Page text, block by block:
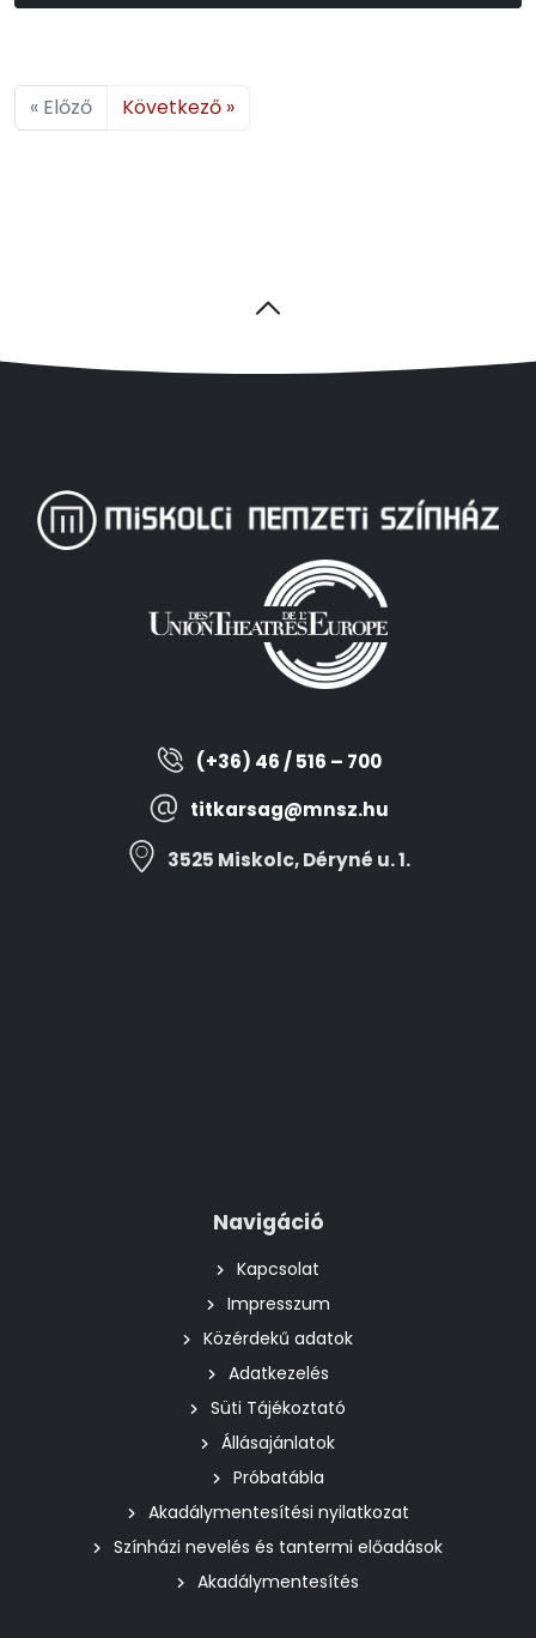
« Előző Következő »
(+36) 46 / 516 – 700
titkarsag@mnsz.hu
3525 Miskolc, Déryné u. 1.
Navigáció
Kapcsolat
Impresszum
Közérdekű adatok
Adatkezelés
Süti Tájékoztató
Állásajánlatok
Próbatábla
Akadálymentesítési nyilatkozat
Színházi nevelés és tantermi előadások
Akadálymentesítés